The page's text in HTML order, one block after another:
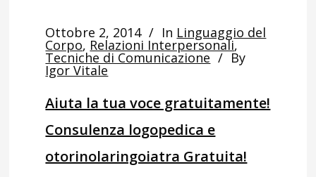
Ottobre 2, 2014 In Linguaggio del
Corpo, Relazioni Interpersonali,
Tecniche di Comunicazione By
Igor Vitale
Aiuta la tua voce gratuitamente!
Consulenza logopedica e
otorinolaringoiatra Gratuita!